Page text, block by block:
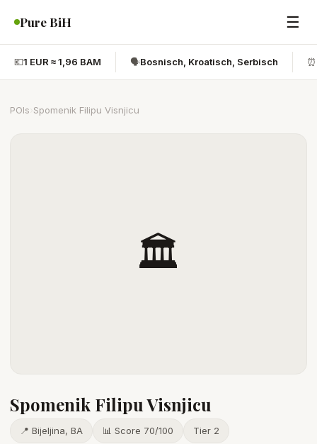
Pure BiH ☰
💶1 EUR ≈ 1,96 BAM 🗣️Bosnisch, Kroatisch, Serbisch ⏰
POIs Spomenik Filipu Visnjicu
🏛️
Spomenik Filipu Visnjicu
📍 Bijeljina, BA 📊 Score 70/100 Tier 2